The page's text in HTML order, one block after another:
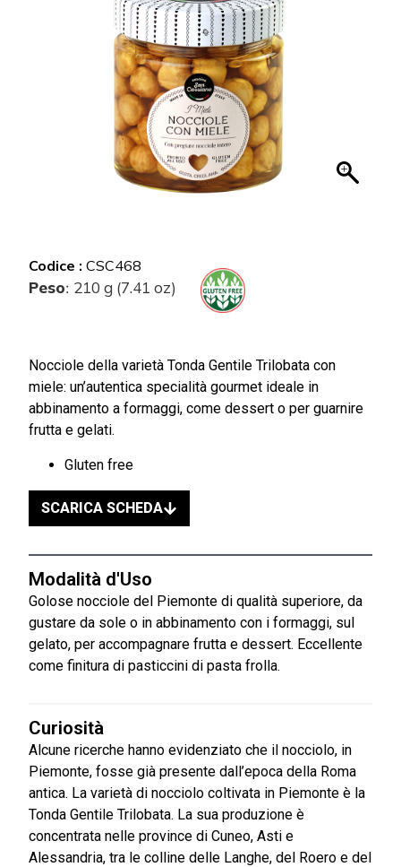
Codice : CSC468
Peso: 210 g (7.41 oz)
Nocciole della varietà Tonda Gentile Trilobata con
miele: un’autentica specialità gourmet ideale in
abbinamento a formaggi, come dessert o per guarnire
frutta e gelati.
Gluten free
SCARICA SCHEDA
Modalità d'Uso
Golose nocciole del Piemonte di qualità superiore, da
gustare da sole o in abbinamento con i formaggi, sul
gelato, per accompagnare frutta e dessert. Eccellente
come finitura di pasticcini di pasta frolla.
Curiosità
Alcune ricerche hanno evidenziato che il nocciolo, in
Piemonte, fosse già presente dall’epoca della Roma
antica. La varietà di nocciolo coltivata in Piemonte è la
Tonda Gentile Trilobata. La sua produzione è
concentrata nelle province di Cuneo, Asti e
Alessandria, tra le colline delle Langhe, del Roero e del